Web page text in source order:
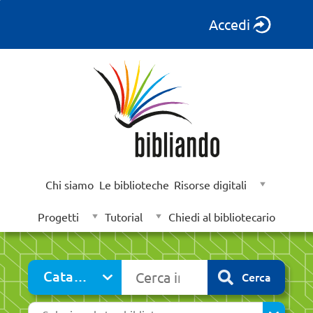
Accedi
Chi siamo Le biblioteche Risorse digitali
Progetti Tutorial Chiedi al bibliotecario
Catalogo
cambia
Cerca su "Catalogo"
Cerca
Seleziona